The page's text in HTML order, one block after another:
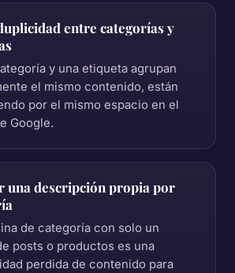
entre categorías y
y una etiqueta agrupan
el mismo contenido, están
por el mismo espacio en el
Google.
una descripción propia por
de categoría con solo un
posts o productos es una
perdida de contenido para